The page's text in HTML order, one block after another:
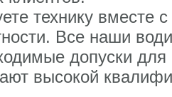
технику вместе
Все наши
допуски для
высокой